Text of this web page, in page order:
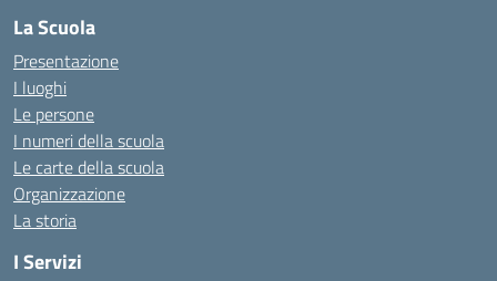
La Scuola
Presentazione
I luoghi
Le persone
I numeri della scuola
Le carte della scuola
Organizzazione
La storia
I Servizi